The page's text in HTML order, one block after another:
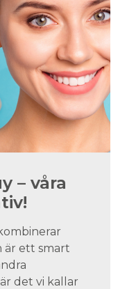
– våra
är ett smart
det vi kallar